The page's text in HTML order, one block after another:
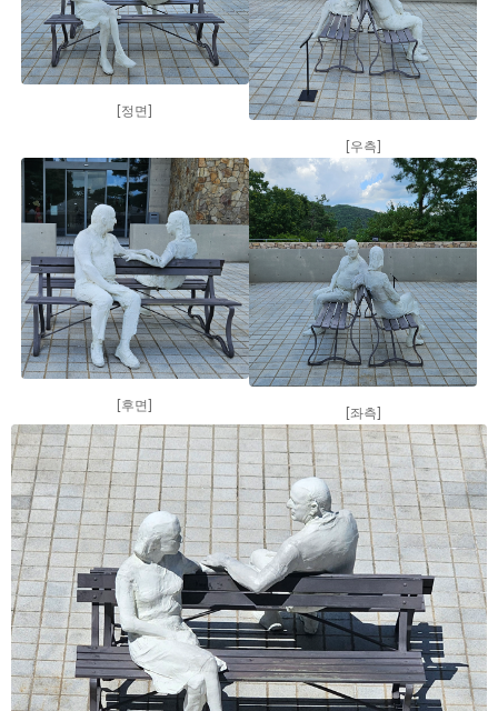
[정면]
[우측]
[후면] [좌측]